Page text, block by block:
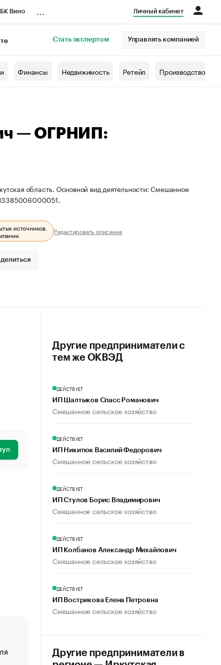
Вино Личный кабинет
Стать экспертом Управлять компанией
Финансы Недвижимость Ретейл Производство
— ОГРНИП:
область. Основной вид деятельности: Смешанное
источников.
Редактировать описание
«От спорта тело стареет иначе». Как живет глава
создавшей GTA
Другие предприниматели с
тем же ОКВЭД
ДЕЙСТВУЕТ
ИП Шалтыков Спасс Романович
Смешанное сельское хозяйство
ДЕЙСТВУЕТ
ИП Никитюк Василий Федорович
Смешанное сельское хозяйство
ДЕЙСТВУЕТ
ИП Стулов Борис Владимирович
Смешанное сельское хозяйство
ДЕЙСТВУЕТ
ИП Колбанов Александр Михайлович
Смешанное сельское хозяйство
ДЕЙСТВУЕТ
ИП Вострикова Елена Петровна
Смешанное сельское хозяйство
Другие предприниматели в